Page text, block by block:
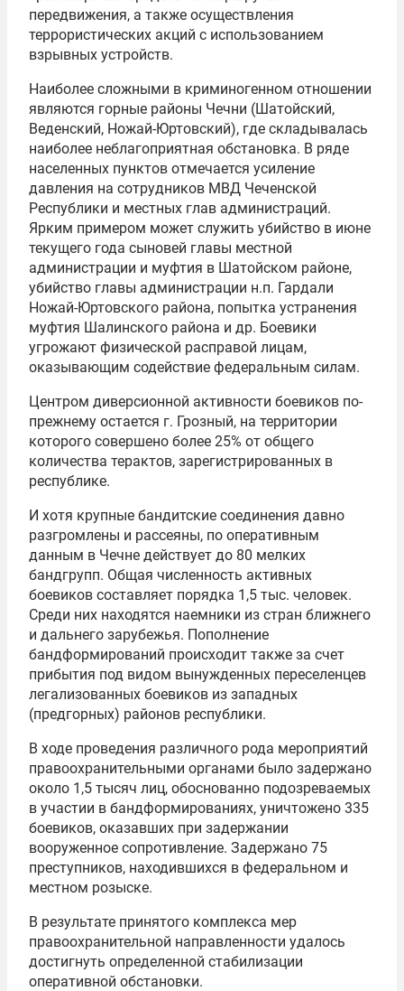
передвижения, а также осуществления
террористических акций с использованием
взрывных устройств.
Наиболее сложными в криминогенном отношении
являются горные районы Чечни (Шатойский,
Веденский, Ножай-Юртовский), где складывалась
наиболее неблагоприятная обстановка. В ряде
населенных пунктов отмечается усиление
давления на сотрудников МВД Чеченской
Республики и местных глав администраций.
Ярким примером может служить убийство в июне
текущего года сыновей главы местной
администрации и муфтия в Шатойском районе,
убийство главы администрации н.п. Гардали
Ножай-Юртовского района, попытка устранения
муфтия Шалинского района и др. Боевики
угрожают физической расправой лицам,
оказывающим содействие федеральным силам.
Центром диверсионной активности боевиков по-
прежнему остается г. Грозный, на территории
которого совершено более 25% от общего
количества терактов, зарегистрированных в
республике.
И хотя крупные бандитские соединения давно
разгромлены и рассеяны, по оперативным
данным в Чечне действует до 80 мелких
бандгрупп. Общая численность активных
боевиков составляет порядка 1,5 тыс. человек.
Среди них находятся наемники из стран ближнего
и дальнего зарубежья. Пополнение
бандформирований происходит также за счет
прибытия под видом вынужденных переселенцев
легализованных боевиков из западных
(предгорных) районов республики.
В ходе проведения различного рода мероприятий
правоохранительными органами было задержано
около 1,5 тысяч лиц, обоснованно подозреваемых
в участии в бандформированиях, уничтожено 335
боевиков, оказавших при задержании
вооруженное сопротивление. Задержано 75
преступников, находившихся в федеральном и
местном розыске.
В результате принятого комплекса мер
правоохранительной направленности удалось
достигнуть определенной стабилизации
оперативной обстановки.